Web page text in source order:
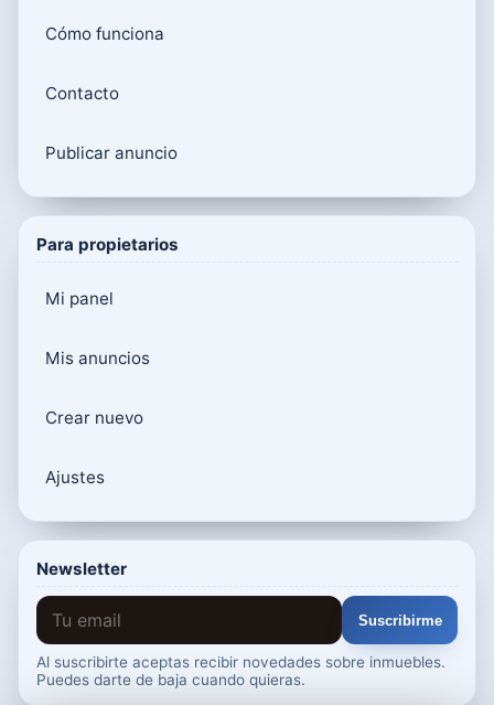
Cómo funciona
Contacto
Publicar anuncio
Para propietarios
Mi panel
Mis anuncios
Crear nuevo
Ajustes
Newsletter
Suscribirme
Al suscribirte aceptas recibir novedades sobre inmuebles.
Puedes darte de baja cuando quieras.